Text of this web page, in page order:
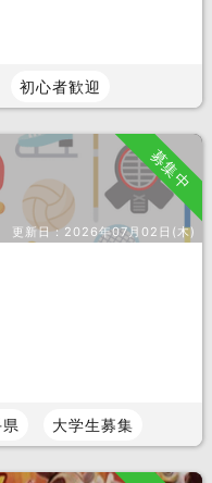
初心者歓迎
募集中
更新日：2026年07月02日(木)
大学生募集